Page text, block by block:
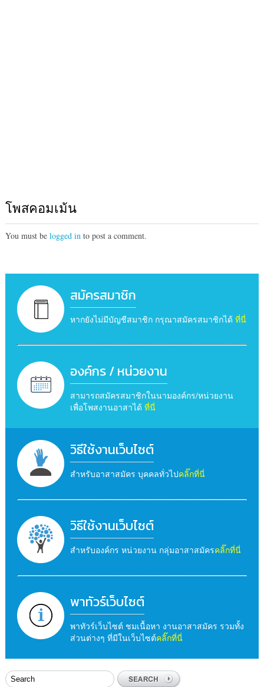
โพสคอมเม้น
You must be logged into post a comment.
สมัครสมาชิก
หากยังไม่มีบัญชีสมาชิก กรุณาสมัครสมาชิกได้ ที่นี่
องค์กร / หน่วยงาน
สามารถสมัครสมาชิกในนามองค์กร/หน่วยงาน
เพื่อโพสงานอาสาได้ ที่นี่
วิธีใช้งานเว็บไซต์
สำหรับอาสาสมัคร บุคคลทั่วไปคลิ๊กที่นี่
วิธีใช้งานเว็บไซต์
สำหรับองค์กร หน่วยงาน กลุ่มอาสาสมัครคลิ๊กที่นี่
พาทัวร์เว็บไซต์
พาทัวร์เว็บไซต์ ชมเนื้อหา งานอาสาสมัคร รวมทั้ง
ส่วนต่างๆ ที่มีในเว็บไซต์คลิ๊กที่นี่